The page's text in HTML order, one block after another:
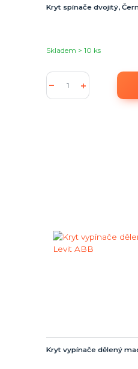
Kryt spínače dvojitý,
Skladem > 10 ks
Kryt vypínače dělený